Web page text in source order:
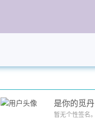
是你的觅丹
暂无个性签名。